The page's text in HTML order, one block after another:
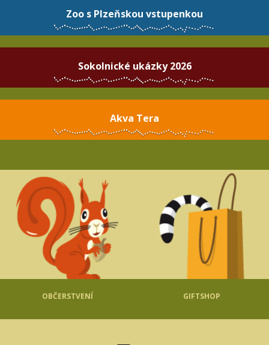
Zoo s Plzeňskou vstupenkou
Sokolnické ukázky 2026
Akva Tera
OBČERSTVENÍ GIFTSHOP